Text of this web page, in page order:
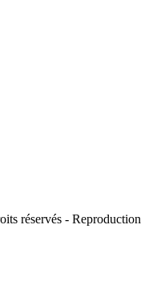
réservés - Reproduction